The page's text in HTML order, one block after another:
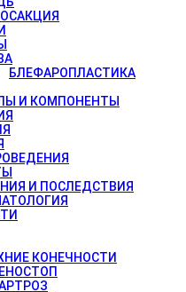
БЛЕФАРОПЛАСТИКА
И КОМПОНЕНТЫ
И ПОСЛЕДСТВИЯ
КОНЕЧНОСТИ